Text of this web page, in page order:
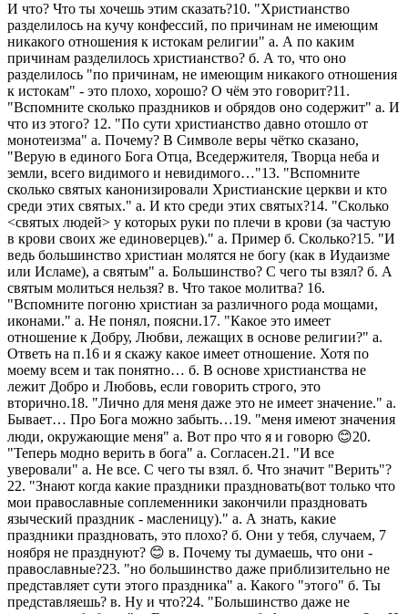
И что? Что ты хочешь этим сказать?10. "Христианство
разделилось на кучу конфессий, по причинам не имеющим
никакого отношения к истокам религии" а. А по каким
причинам разделилось христианство? б. А то, что оно
разделилось "по причинам, не имеющим никакого отношения
к истокам" - это плохо, хорошо? О чём это говорит?11.
"Вспомните сколько праздников и обрядов оно содержит" а. И
что из этого? 12. "По сути христианство давно отошло от
монотеизма" а. Почему? В Символе веры чётко сказано,
"Верую в единого Бога Отца, Вседержителя, Творца неба и
земли, всего видимого и невидимого…"13. "Вспомните
сколько святых канонизировали Христианские церкви и кто
среди этих святых." а. И кто среди этих святых?14. "Сколько
<святых людей> у которых руки по плечи в крови (за частую
в крови своих же единоверцев)." а. Пример б. Сколько?15. "И
ведь большинство христиан молятся не богу (как в Иудаизме
или Исламе), а святым" а. Большинство? С чего ты взял? б. А
святым молиться нельзя? в. Что такое молитва? 16.
"Вспомните погоню христиан за различного рода мощами,
иконами." а. Не понял, поясни.17. "Какое это имеет
отношение к Добру, Любви, лежащих в основе религии?" а.
Ответь на п.16 и я скажу какое имеет отношение. Хотя по
моему всем и так понятно… б. В основе христианства не
лежит Добро и Любовь, если говорить строго, это
вторично.18. "Лично для меня даже это не имеет значение." а.
Бывает… Про Бога можно забыть…19. "меня имеют значения
люди, окружающие меня" а. Вот про что я и говорю 😊20.
"Теперь модно верить в бога" а. Согласен.21. "И все
уверовали" а. Не все. С чего ты взял. б. Что значит "Верить"?
22. "Знают когда какие праздники праздновать(вот только что
мои православные соплеменники закончили праздновать
языческий праздник - масленицу)." а. А знать, какие
праздники праздновать, это плохо? б. Они у тебя, случаем, 7
ноября не празднуют? 😊 в. Почему ты думаешь, что они -
православные?23. "но большинство даже приблизительно не
представляет сути этого праздника" а. Какого "этого" б. Ты
представляешь? в. Ну и что?24. "Большинство даже не